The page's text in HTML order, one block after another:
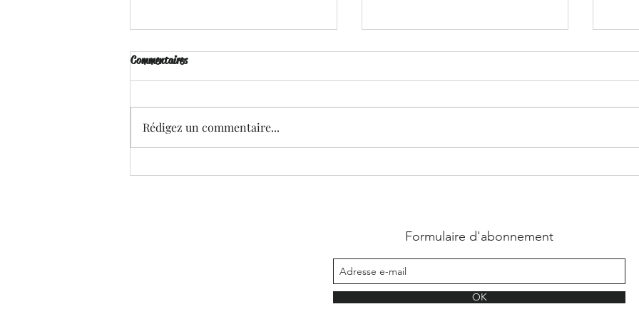
Brille pour Moi - Ena . L
Commentaires
Rédigez un commentaire...
Formulaire d'abonnement
OK